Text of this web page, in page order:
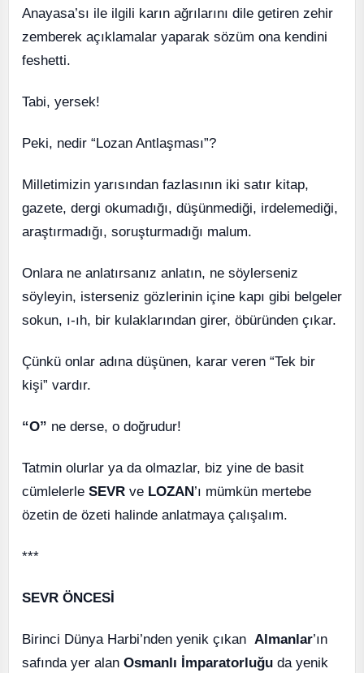
Anayasa’sı ile ilgili karın ağrılarını dile getiren zehir
zemberek açıklamalar yaparak sözüm ona kendini
feshetti.
Tabi, yersek!
Peki, nedir “Lozan Antlaşması”?
Milletimizin yarısından fazlasının iki satır kitap,
gazete, dergi okumadığı, düşünmediği, irdelemediği,
araştırmadığı, soruşturmadığı malum.
Onlara ne anlatırsanız anlatın, ne söylerseniz
söyleyin, isterseniz gözlerinin içine kapı gibi belgeler
sokun, ı-ıh, bir kulaklarından girer, öbüründen çıkar.
Çünkü onlar adına düşünen, karar veren “Tek bir
kişi” vardır.
“O” ne derse, o doğrudur!
Tatmin olurlar ya da olmazlar, biz yine de basit
cümlelerle SEVR ve LOZAN’ı mümkün mertebe
özetin de özeti halinde anlatmaya çalışalım.
***
SEVR ÖNCESİ
Birinci Dünya Harbi’nden yenik çıkan Almanlar’ın
safında yer alan Osmanlı İmparatorluğu da yenik